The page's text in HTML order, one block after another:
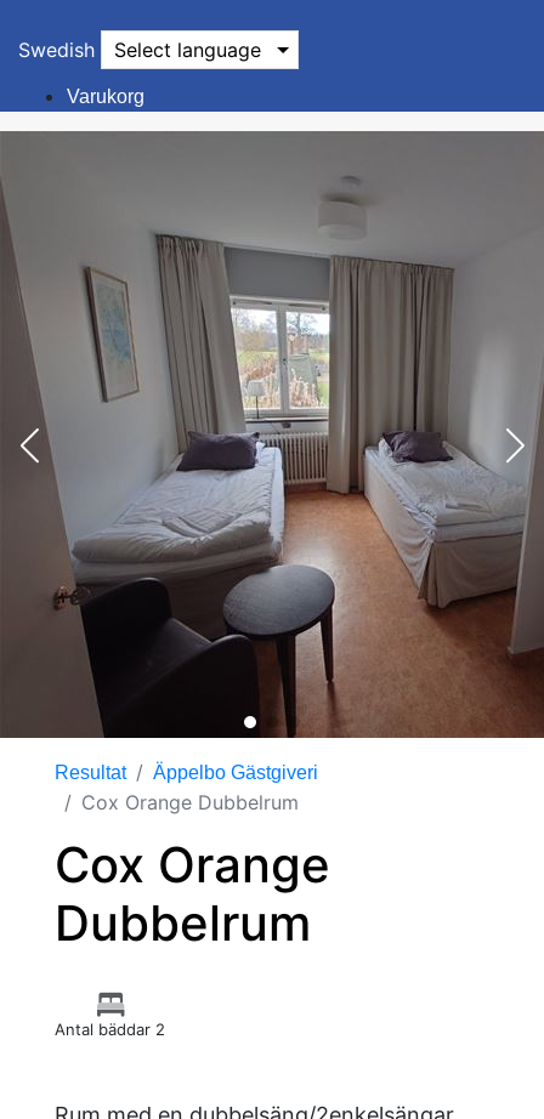
Swedish Select language
Varukorg
Resultat Äppelbo Gästgiveri
Cox Orange Dubbelrum
Cox Orange
Dubbelrum
Antal bäddar 2